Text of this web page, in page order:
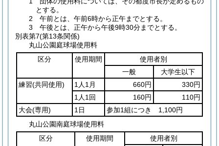
とする。
2 午前とは、午前6時から正午までとする。
3 午後とは、正午から午後9時30分までとする。
別表第7(第13条関係)
丸山公園庭球場使用料
区分
使用期間
使用者別
一般
大学生以下
練習(共同使用) 1人1月 660円
330円
1人1回
160円
110円
大会(専用) 1日
参加1組につき 1,100円
丸山公園南庭球場使用料
区分
使用期間
使用者別